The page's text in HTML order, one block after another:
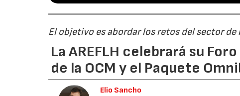
El objetivo es abordar los retos del sector
La AREFLH celebrará su
de la OCM y el Paquete
Elio Sancho